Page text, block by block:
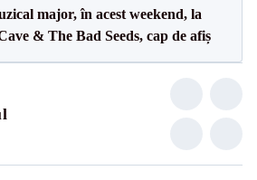
major, în acest weekend, la
& The Bad Seeds, cap de afiș